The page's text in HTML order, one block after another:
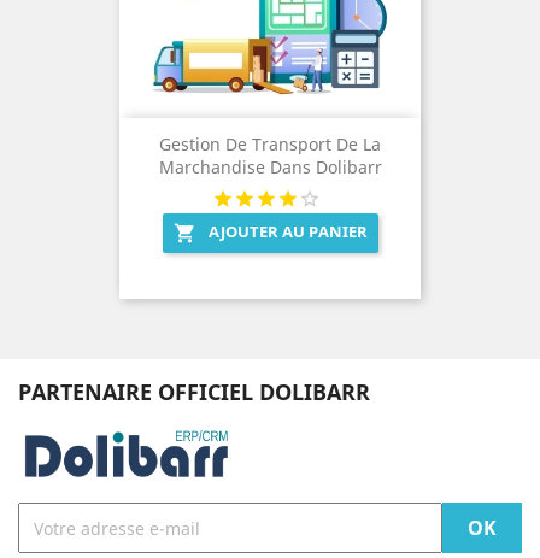
Gestion De Transport De La
Marchandise Dans Dolibarr
 AJOUTER AU PANIER
PARTENAIRE OFFICIEL DOLIBARR